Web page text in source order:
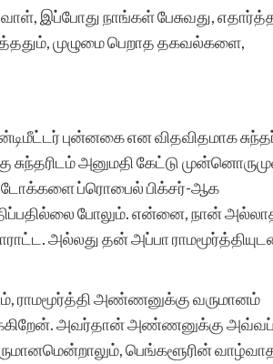
இப்போது நாங்கள் பேசுவது,
முழுமை பெறாத தகவல்களை,
புன்னகை என விதவிதமாக
அனுமதி கேட்டு
ப்ரொபைல் பிக்சர்-ஆக
போலும். என்னை, நான்
அல்லது தன் அப்பா
ராமமூர்த்தி அண்ணனுக்கு வருமானம்
அவர்தான் அண்ணனுக்கு
பெங்களூரின்